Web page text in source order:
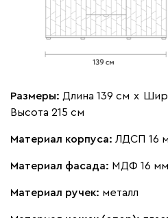
Размеры: Длина 139 см х
Высота 215 см
Материал корпуса: ЛДСП 16
Материал фасада: МДФ 16
Материал ручек: металл